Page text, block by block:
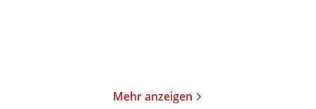
Mehr anzeigen